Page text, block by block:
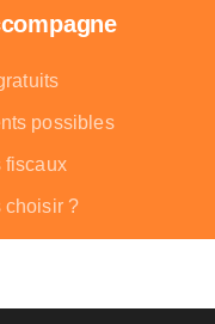
possibles
fiscaux
choisir ?